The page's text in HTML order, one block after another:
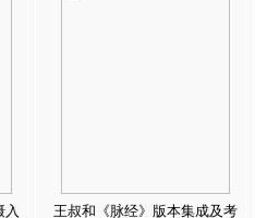
入
王叔和《脉经》版本集成及考